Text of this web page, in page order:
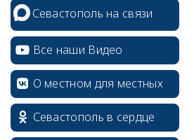
Севастополь на связи
Все наши Видео
О местном для местных
Севастополь в сердце